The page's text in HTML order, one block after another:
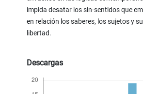
impida desatar los sin-sentidos que
en relación los saberes, los sujetos y
libertad.
Descargas